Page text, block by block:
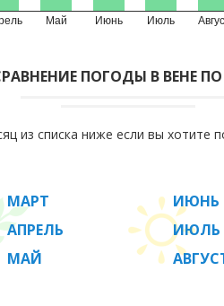
Май Июнь Июль
ПОГОДЫ В ВЕНЕ
из списка ниже если вы
МАРТ
АПРЕЛЬ
МАЙ
ИЮНЬ
ИЮЛЬ